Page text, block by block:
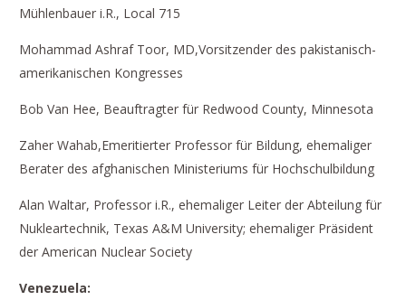
Mühlenbauer i.R., Local 715
Mohammad Ashraf Toor, MD,Vorsitzender des pakistanisch-
amerikanischen Kongresses
Bob Van Hee, Beauftragter für Redwood County, Minnesota
Zaher Wahab,Emeritierter Professor für Bildung, ehemaliger
Berater des afghanischen Ministeriums für Hochschulbildung
Alan Waltar, Professor i.R., ehemaliger Leiter der Abteilung für
Nukleartechnik, Texas A&M University; ehemaliger Präsident
der American Nuclear Society
Venezuela: